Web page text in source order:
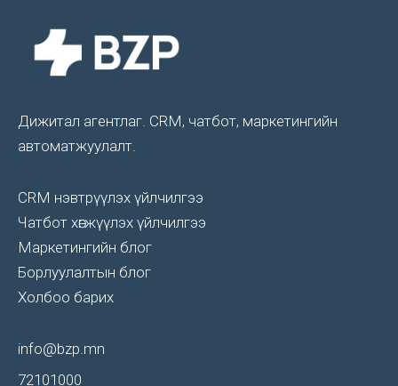
Дижитал агентлаг. CRM, чатбот, маркетингийн
автоматжуулалт.
CRM нэвтрүүлэх үйлчилгээ
Чатбот хөгжүүлэх үйлчилгээ
Маркетингийн блог
Борлуулалтын блог
Холбоо барих
info@bzp.mn
72101000